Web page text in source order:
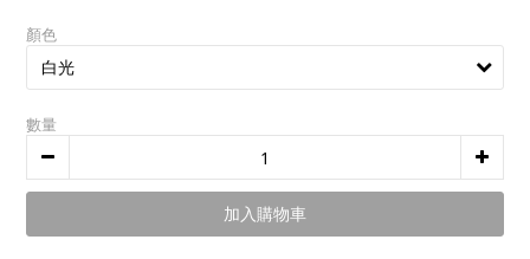
顏色
數量
加入購物車